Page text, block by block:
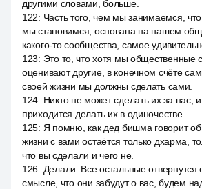
другими словами, больше.
122: Часть того, чем мы занимаемся,
мы становимся, основана на нашем
какого-то сообщества, самое
123: Это то, что хотя мы общественные
оценивают другие, в конечном счёте
своей жизни мы должны сделать сами.
124: Никто не может сделать их за нас,
приходится делать их в одиночестве.
125: Я помню, как дед бишма говорит об
жизни с вами остаётся только дхарма,
что вы сделали и чего не.
126: Делали. Все остальные отвернутся
смысле, что они забудут о вас, будем